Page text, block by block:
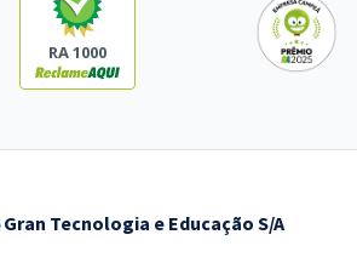
RA 1000
Gran Tecnologia e Educação S/A